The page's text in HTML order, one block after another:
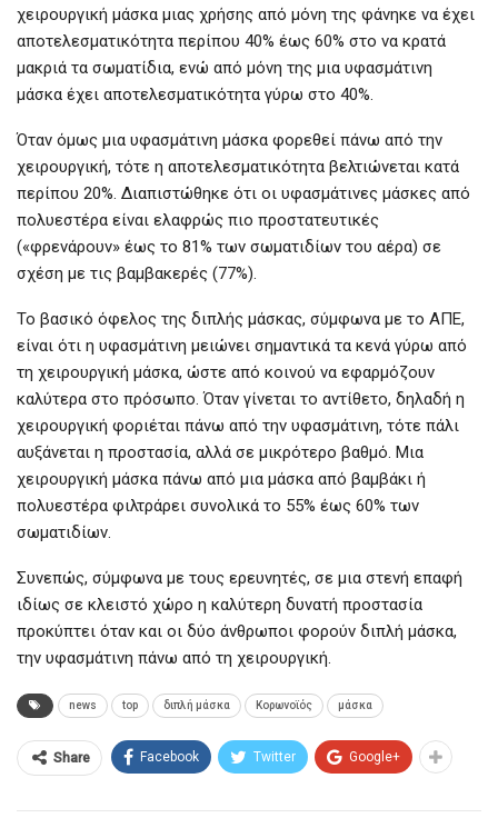
χειρουργική μάσκα μιας χρήσης από μόνη της φάνηκε να έχει
αποτελεσματικότητα περίπου 40% έως 60% στο να κρατά
μακριά τα σωματίδια, ενώ από μόνη της μια υφασμάτινη
μάσκα έχει αποτελεσματικότητα γύρω στο 40%.
Όταν όμως μια υφασμάτινη μάσκα φορεθεί πάνω από την
χειρουργική, τότε η αποτελεσματικότητα βελτιώνεται κατά
περίπου 20%. Διαπιστώθηκε ότι οι υφασμάτινες μάσκες από
πολυεστέρα είναι ελαφρώς πιο προστατευτικές
(«φρενάρουν» έως το 81% των σωματιδίων του αέρα) σε
σχέση με τις βαμβακερές (77%).
Το βασικό όφελος της διπλής μάσκας, σύμφωνα με το ΑΠΕ,
είναι ότι η υφασμάτινη μειώνει σημαντικά τα κενά γύρω από
τη χειρουργική μάσκα, ώστε από κοινού να εφαρμόζουν
καλύτερα στο πρόσωπο. Όταν γίνεται το αντίθετο, δηλαδή η
χειρουργική φοριέται πάνω από την υφασμάτινη, τότε πάλι
αυξάνεται η προστασία, αλλά σε μικρότερο βαθμό. Μια
χειρουργική μάσκα πάνω από μια μάσκα από βαμβάκι ή
πολυεστέρα φιλτράρει συνολικά το 55% έως 60% των
σωματιδίων.
Συνεπώς, σύμφωνα με τους ερευνητές, σε μια στενή επαφή
ιδίως σε κλειστό χώρο η καλύτερη δυνατή προστασία
προκύπτει όταν και οι δύο άνθρωποι φορούν διπλή μάσκα,
την υφασμάτινη πάνω από τη χειρουργική.
news top διπλή μάσκα Κορωνοϊός μάσκα
Share Facebook Twitter Google+